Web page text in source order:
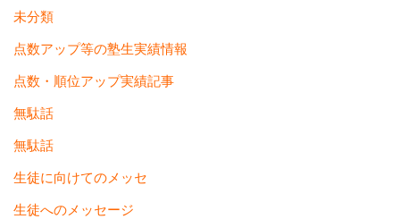
未分類
点数アップ等の塾生実績情報
点数・順位アップ実績記事
無駄話
無駄話
生徒に向けてのメッセ
生徒へのメッセージ